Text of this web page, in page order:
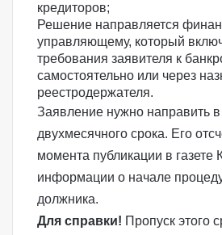
кредиторов;
Решение направляется
управляющему, который
требования заявителя к
самостоятельно или через
реестродержателя.
Заявление нужно направить в
двухмесячного срока. Его
момента публикации в
информации о начале
должника.
Для справки! Пропуск этого